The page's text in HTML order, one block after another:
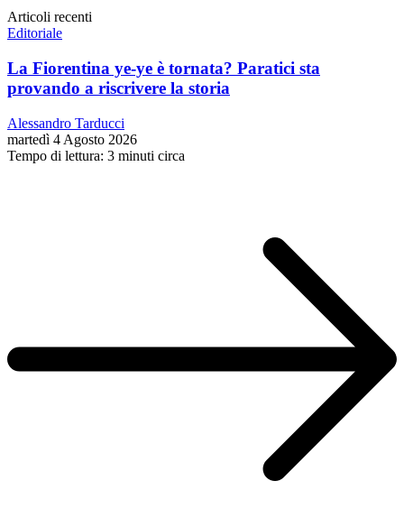
Articoli recenti
Editoriale
La Fiorentina ye-ye è tornata? Paratici sta
provando a riscrivere la storia
Alessandro Tarducci
martedì 4 Agosto 2026
Tempo di lettura: 3 minuti circa